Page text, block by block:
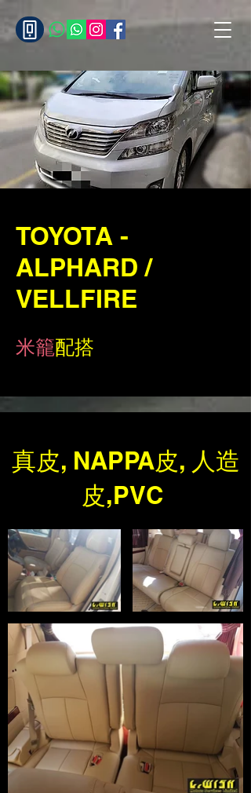
TOYOTA -
ALPHARD /
VELLFIRE
米籠配搭
真皮, NAPPA皮, 人造
皮,PVC